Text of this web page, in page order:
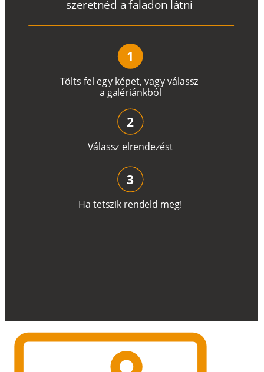
Tölts fel egy képet, vagyválassz
a galériánkból
szeretnéd a faladon látni
1
Válassz elrendezést
2
Ha tetszik rendeld meg!
3